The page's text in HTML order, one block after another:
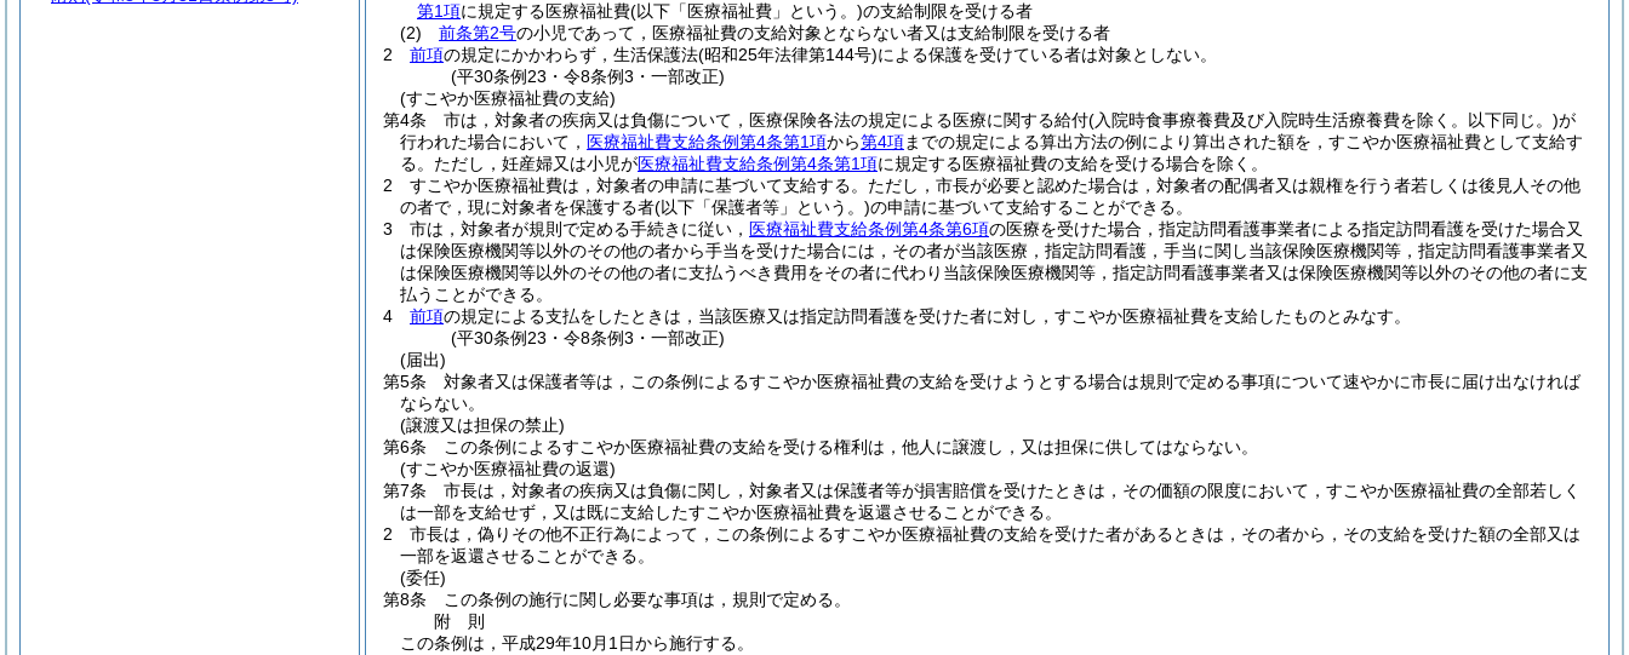
第1項に規定する医療福祉費(以下「医療福祉費」という。)の支給制限を受ける者
(2)
前条第2号の小児であって，医療福祉費の支給対象とならない者又は支給制限を受ける者
2
前項の規定にかかわらず，生活保護法(昭和25年法律第144号)による保護を受けている者は対象としない。
(平30条例23・令8条例3・一部改正)
(すこやか医療福祉費の支給)
第4条
市は，対象者の疾病又は負傷について，医療保険各法の規定による医療に関する給付(入院時食事療養費及び入院時生活療養費を除く。以下同じ。)が
行われた場合において， 医療福祉費支給条例第4条第1項から第4項までの規定による算出方法の例により算出された額を，すこやか医療福祉費として支給す
る。 ただし，妊産婦又は小児が医療福祉費支給条例第4条第1項に規定する医療福祉費の支給を受ける場合を除く。
2
すこやか医療福祉費は，対象者の申請に基づいて支給する。 ただし，市長が必要と認めた場合は，対象者の配偶者又は親権を行う者若しくは後見人その他
の者で，現に対象者を保護する者(以下「保護者等」という。)の申請に基づいて支給することができる。
3
市は，対象者が規則で定める手続きに従い， 医療福祉費支給条例第4条第6項の医療を受けた場合，指定訪問看護事業者による指定訪問看護を受けた場合又
は保険医療機関等以外のその他の者から手当を受けた場合には，その者が当該医療，指定訪問看護，手当に関し当該保険医療機関等，指定訪問看護事業者又
は保険医療機関等以外のその他の者に支払うべき費用をその者に代わり当該保険医療機関等，指定訪問看護事業者又は保険医療機関等以外のその他の者に支
払うことができる。
4
前項の規定による支払をしたときは，当該医療又は指定訪問看護を受けた者に対し，すこやか医療福祉費を支給したものとみなす。
(平30条例23・令8条例3・一部改正)
(届出)
第5条
対象者又は保護者等は，この条例によるすこやか医療福祉費の支給を受けようとする場合は規則で定める事項について速やかに市長に届け出なければ
ならない。
(譲渡又は担保の禁止)
第6条
この条例によるすこやか医療福祉費の支給を受ける権利は，他人に譲渡し，又は担保に供してはならない。
(すこやか医療福祉費の返還)
第7条
市長は，対象者の疾病又は負傷に関し，対象者又は保護者等が損害賠償を受けたときは，その価額の限度において，すこやか医療福祉費の全部若しく
は一部を支給せず，又は既に支給したすこやか医療福祉費を返還させることができる。
2
市長は，偽りその他不正行為によって，この条例によるすこやか医療福祉費の支給を受けた者があるときは，その者から，その支給を受けた額の全部又は
一部を返還させることができる。
(委任)
第8条
この条例の施行に関し必要な事項は，規則で定める。
附 則
この条例は，平成29年10月1日から施行する。